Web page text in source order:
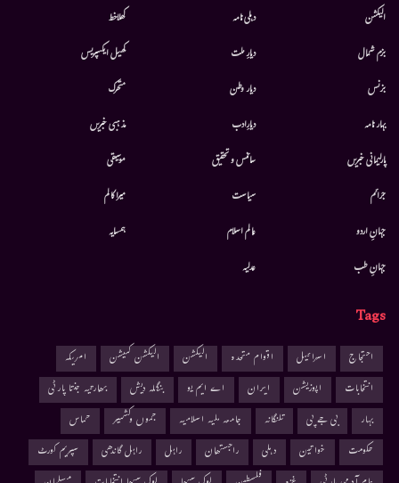
الیکشن
بزم شمال
بزنس
بہار نامہ
پارلیمانی خبریں
جرائم
جہانِ اردو
جہانِ طب
دہلی نامہ
دیارِ ملت
دیار وطن
دیارِادب
سائنس و تحقیق
سیاست
عالم اسلام
عدلیہ
کھلاخط
کھیل ایکسپریس
متحرك
مذہبی خبریں
موسيقى
میرا کالم
ہمسایہ
Tags
احتجاج اسرائیل اقوام متحدہ الیکشن الیکشن کمیشن
امریکہ
انتخابات
اپوزیشن ایران اے ایم یو بنگلہ دیش
بھارتیہ جنتا پارٹی
بہار
بی جے پی تلنگانہ جامعہ ملیہ اسلامیہ جموں وکشمیر
حماس
حکومت
خواتین دہلی راجستھان راہل راہل گاندھی
سپریم کورٹ